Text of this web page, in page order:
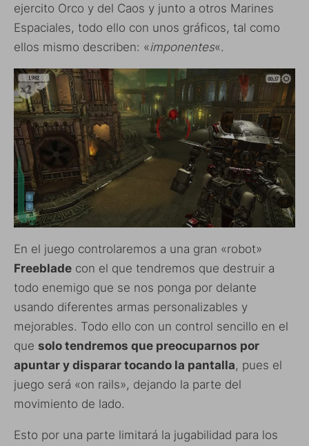
ejercito Orco y del Caos y junto a otros Marines
Espaciales, todo ello con unos gráficos, tal como
ellos mismo describen: «imponentes«.
En el juego controlaremos a una gran «robot»
Freeblade con el que tendremos que destruir a
todo enemigo que se nos ponga por delante
usando diferentes armas personalizables y
mejorables. Todo ello con un control sencillo en el
que solo tendremos que preocuparnos por
apuntar y disparar tocando la pantalla, pues el
juego será «on rails», dejando la parte del
movimiento de lado.
Esto por una parte limitará la jugabilidad para los